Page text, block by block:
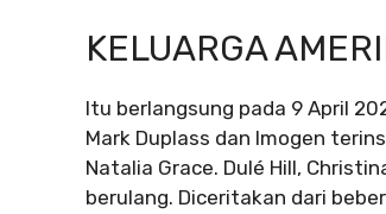
KELUARGA
Itu berlangsung pada 9 April
Mark Duplass dan Imogen
Natalia Grace. Dulé Hill,
berulang. Diceritakan dari